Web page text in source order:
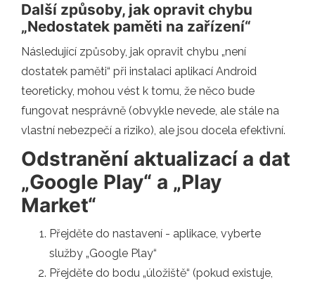
Další způsoby, jak opravit chybu
„Nedostatek paměti na zařízení“
Následující způsoby, jak opravit chybu „není
dostatek paměti“ při instalaci aplikací Android
teoreticky, mohou vést k tomu, že něco bude
fungovat nesprávně (obvykle nevede, ale stále na
vlastní nebezpečí a riziko), ale jsou docela efektivní.
Odstranění aktualizací a dat
„Google Play“ a „Play
Market“
Přejděte do nastavení - aplikace, vyberte
služby „Google Play“
Přejděte do bodu „úložiště“ (pokud existuje,